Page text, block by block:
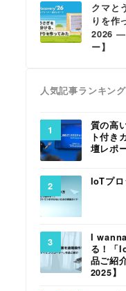
クマと
りを作
2026 ―
ー】
人気記事ランキング
質の高
ト付き
壇レポ
IoTプ
I
る！「
品ご紹
2025】